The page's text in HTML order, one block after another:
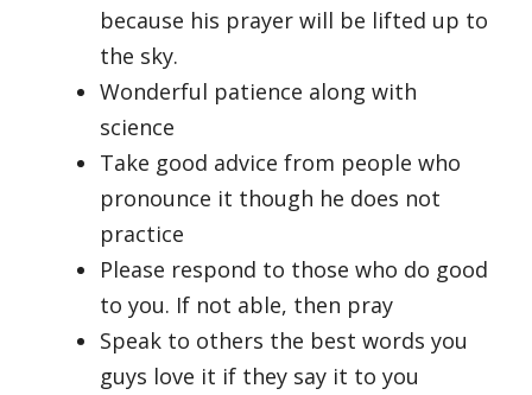
because his prayer will be lifted up to
the sky.
Wonderful patience along with
science
Take good advice from people who
pronounce it though he does not
practice
Please respond to those who do good
to you. If not able, then pray
Speak to others the best words you
guys love it if they say it to you